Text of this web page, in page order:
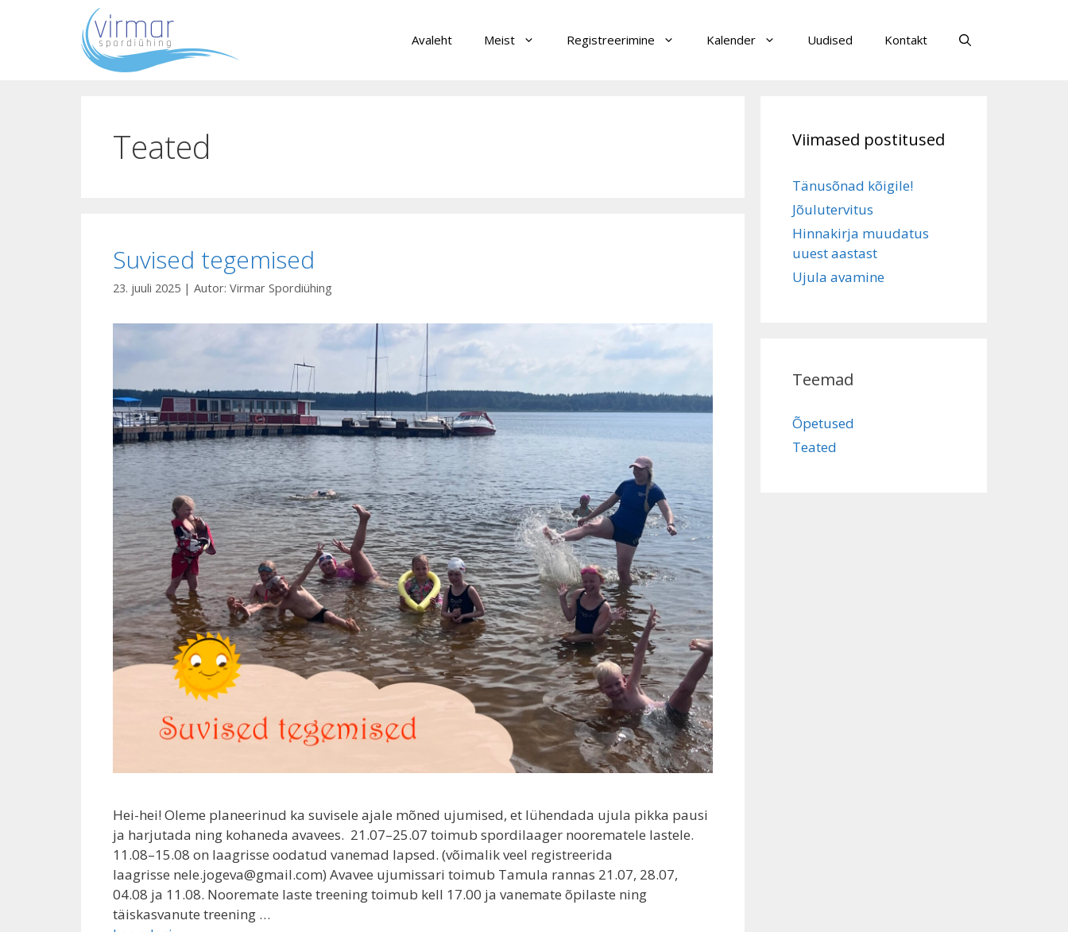
Avaleht Meist Registreerimine Kalender Uudised Kontakt
Teated
Suvised tegemised
23. juuli 2025 | Autor: Virmar Spordiühing
Hei-hei! Oleme planeerinud ka suvisele ajale mõned ujumised, et lühendada ujula pikka pausi
ja harjutada ning kohaneda avavees. 21.07–25.07 toimub spordilaager noorematele lastele.
11.08–15.08 on laagrisse oodatud vanemad lapsed. (võimalik veel registreerida
laagrisse nele.jogeva@gmail.com) Avavee ujumissari toimub Tamula rannas 21.07, 28.07,
04.08 ja 11.08. Nooremate laste treening toimub kell 17.00 ja vanemate õpilaste ning
täiskasvanute treening …
Viimased postitused
Tänusõnad kõigile!
Jõulutervitus
Hinnakirja muudatus
uuest aastast
Ujula avamine
Teemad
Õpetused
Teated